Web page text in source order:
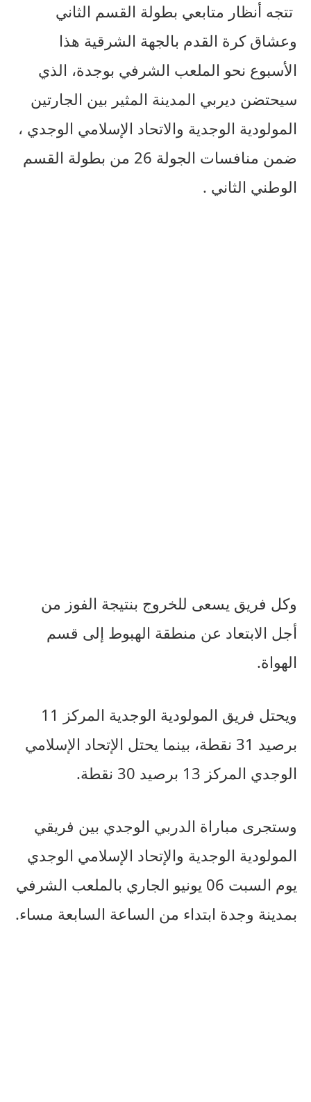
تتجه أنظار متابعي بطولة القسم الثاني
وعشاق كرة القدم بالجهة الشرقية هذا
الأسبوع نحو الملعب الشرفي بوجدة، الذي
سيحتضن ديربي المدينة المثير بين الجارتين
المولودية الوجدية والاتحاد الإسلامي الوجدي ،
ضمن منافسات الجولة 26 من بطولة القسم
الوطني الثاني .
وكل فريق يسعى للخروج بنتيجة الفوز من
أجل الابتعاد عن منطقة الهبوط إلى قسم
الهواة.
ويحتل فريق المولودية الوجدية المركز 11
برصيد 31 نقطة، بينما يحتل الإتحاد الإسلامي
الوجدي المركز 13 برصيد 30 نقطة.
وستجرى مباراة الدربي الوجدي بين فريقي
المولودية الوجدية والإتحاد الإسلامي الوجدي
يوم السبت 06 يونيو الجاري بالملعب الشرفي
بمدينة وجدة ابتداء من الساعة السابعة مساء.